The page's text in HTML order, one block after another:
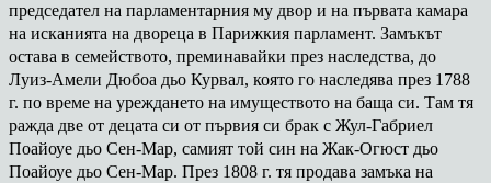
председател на парламентарния му двор и на първата камара
на исканията на двореца в Парижкия парламент. Замъкът
остава в семейството, преминавайки през наследства, до
Луиз-Амели Дюбоа дьо Курвал, която го наследява през 1788
г. по време на уреждането на имуществото на баща си. Там тя
ражда две от децата си от първия си брак с Жул-Габриел
Поайоуе дьо Сен-Мар, самият той син на Жак-Огюст дьо
Поайоуе дьо Сен-Мар. През 1808 г. тя продава замъка на